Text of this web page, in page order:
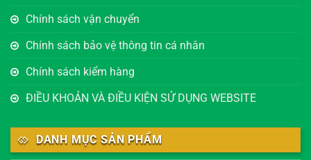
Chính sách vận chuyển
Chính sách bảo vệ thông tin cá nhân
Chính sách kiểm hàng
ĐIỀU KHOẢN VÀ ĐIỀU KIỆN SỬ DỤNG WEBSITE
DANH MỤC SẢN PHẨM